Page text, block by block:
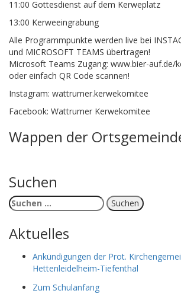
11:00 Gottesdienst auf dem Kerweplatz
13:00 Kerweeingrabung
Alle Programmpunkte werden live bei
und MICROSOFT TEAMS übertragen!
Microsoft Teams Zugang: www.bier-auf.de/
oder einfach QR Code scannen!
Instagram: wattrumer.kerwekomitee
Facebook: Wattrumer Kerwekomitee
Wappen der
Suchen
Suchen
nach:
Aktuelles
Ankündigungen der Prot.
Hettenleidelheim-Tiefenthal
Zum Schulanfang